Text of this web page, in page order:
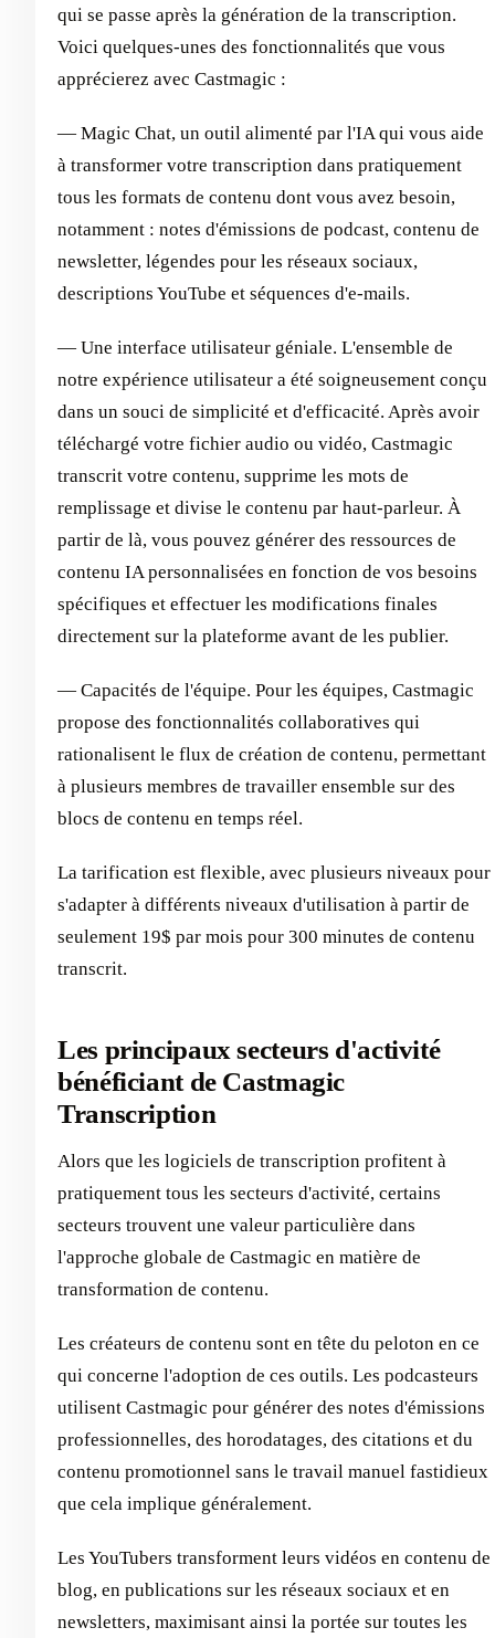
qui se passe après la génération de la transcription.
Voici quelques-unes des fonctionnalités que vous
apprécierez avec Castmagic :
— Magic Chat, un outil alimenté par l'IA qui vous aide
à transformer votre transcription dans pratiquement
tous les formats de contenu dont vous avez besoin,
notamment : notes d'émissions de podcast, contenu de
newsletter, légendes pour les réseaux sociaux,
descriptions YouTube et séquences d'e-mails.
— Une interface utilisateur géniale. L'ensemble de
notre expérience utilisateur a été soigneusement conçu
dans un souci de simplicité et d'efficacité. Après avoir
téléchargé votre fichier audio ou vidéo, Castmagic
transcrit votre contenu, supprime les mots de
remplissage et divise le contenu par haut-parleur. À
partir de là, vous pouvez générer des ressources de
contenu IA personnalisées en fonction de vos besoins
spécifiques et effectuer les modifications finales
directement sur la plateforme avant de les publier.
— Capacités de l'équipe. Pour les équipes, Castmagic
propose des fonctionnalités collaboratives qui
rationalisent le flux de création de contenu, permettant
à plusieurs membres de travailler ensemble sur des
blocs de contenu en temps réel.
La tarification est flexible, avec plusieurs niveaux pour
s'adapter à différents niveaux d'utilisation à partir de
seulement 19$ par mois pour 300 minutes de contenu
transcrit.
Les principaux secteurs d'activité
bénéficiant de Castmagic
Transcription
Alors que les logiciels de transcription profitent à
pratiquement tous les secteurs d'activité, certains
secteurs trouvent une valeur particulière dans
l'approche globale de Castmagic en matière de
transformation de contenu.
Les créateurs de contenu sont en tête du peloton en ce
qui concerne l'adoption de ces outils. Les podcasteurs
utilisent Castmagic pour générer des notes d'émissions
professionnelles, des horodatages, des citations et du
contenu promotionnel sans le travail manuel fastidieux
que cela implique généralement.
Les YouTubers transforment leurs vidéos en contenu de
blog, en publications sur les réseaux sociaux et en
newsletters, maximisant ainsi la portée sur toutes les